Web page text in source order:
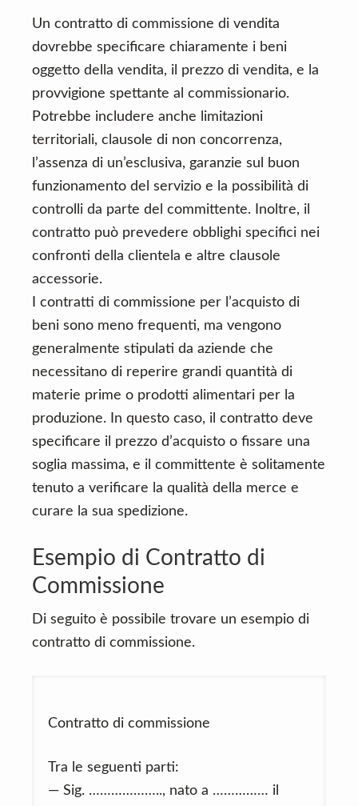
Un contratto di commissione di vendita
dovrebbe specificare chiaramente i beni
oggetto della vendita, il prezzo di vendita, e la
provvigione spettante al commissionario.
Potrebbe includere anche limitazioni
territoriali, clausole di non concorrenza,
l’assenza di un’esclusiva, garanzie sul buon
funzionamento del servizio e la possibilità di
controlli da parte del committente. Inoltre, il
contratto può prevedere obblighi specifici nei
confronti della clientela e altre clausole
accessorie.
I contratti di commissione per l’acquisto di
beni sono meno frequenti, ma vengono
generalmente stipulati da aziende che
necessitano di reperire grandi quantità di
materie prime o prodotti alimentari per la
produzione. In questo caso, il contratto deve
specificare il prezzo d’acquisto o fissare una
soglia massima, e il committente è solitamente
tenuto a verificare la qualità della merce e
curare la sua spedizione.
Esempio di Contratto di
Commissione
Di seguito è possibile trovare un esempio di
contratto di commissione.
Contratto di commissione
Tra le seguenti parti:
— Sig. ……………….., nato a …………… il